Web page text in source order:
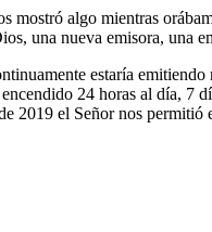
mostró algo mientras
una nueva emisora, una
estaría
24 horas al día, 7
2019 el Señor nos